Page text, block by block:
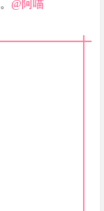
。 @阿喵